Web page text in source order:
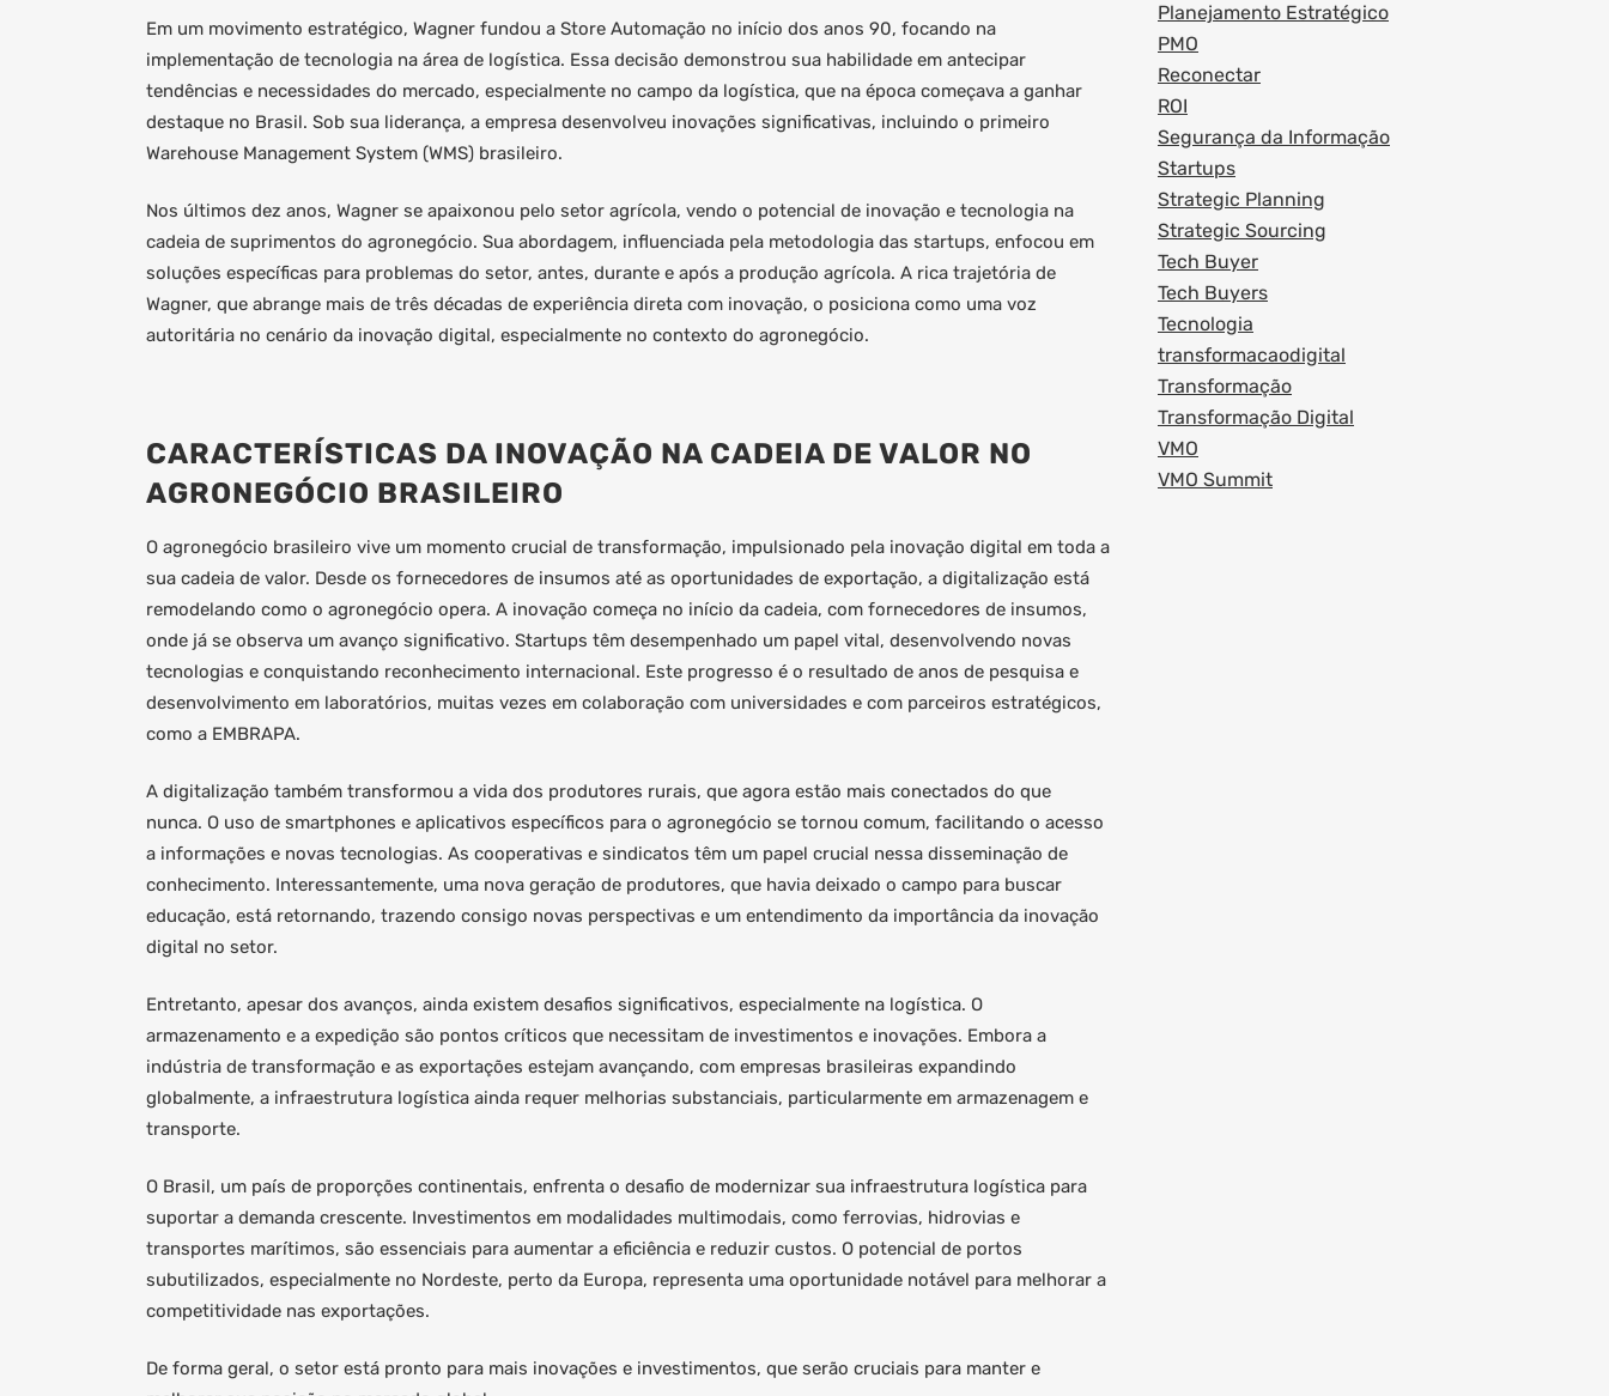
Em um movimento estratégico, Wagner fundou a Store Automação no início dos anos 90, focando na
implementação de tecnologia na área de logística. Essa decisão demonstrou sua habilidade em antecipar
tendências e necessidades do mercado, especialmente no campo da logística, que na época começava a ganhar
destaque no Brasil. Sob sua liderança, a empresa desenvolveu inovações significativas, incluindo o primeiro
Warehouse Management System (WMS) brasileiro.
Nos últimos dez anos, Wagner se apaixonou pelo setor agrícola, vendo o potencial de inovação e tecnologia na
cadeia de suprimentos do agronegócio. Sua abordagem, influenciada pela metodologia das startups, enfocou em
soluções específicas para problemas do setor, antes, durante e após a produção agrícola. A rica trajetória de
Wagner, que abrange mais de três décadas de experiência direta com inovação, o posiciona como uma voz
autoritária no cenário da inovação digital, especialmente no contexto do agronegócio.
CARACTERÍSTICAS DA INOVAÇÃO NA CADEIA DE VALOR NO
AGRONEGÓCIO BRASILEIRO
O agronegócio brasileiro vive um momento crucial de transformação, impulsionado pela inovação digital em toda a
sua cadeia de valor. Desde os fornecedores de insumos até as oportunidades de exportação, a digitalização está
remodelando como o agronegócio opera. A inovação começa no início da cadeia, com fornecedores de insumos,
onde já se observa um avanço significativo. Startups têm desempenhado um papel vital, desenvolvendo novas
tecnologias e conquistando reconhecimento internacional. Este progresso é o resultado de anos de pesquisa e
desenvolvimento em laboratórios, muitas vezes em colaboração com universidades e com parceiros estratégicos,
como a EMBRAPA.
A digitalização também transformou a vida dos produtores rurais, que agora estão mais conectados do que
nunca. O uso de smartphones e aplicativos específicos para o agronegócio se tornou comum, facilitando o acesso
a informações e novas tecnologias. As cooperativas e sindicatos têm um papel crucial nessa disseminação de
conhecimento. Interessantemente, uma nova geração de produtores, que havia deixado o campo para buscar
educação, está retornando, trazendo consigo novas perspectivas e um entendimento da importância da inovação
digital no setor.
Entretanto, apesar dos avanços, ainda existem desafios significativos, especialmente na logística. O
armazenamento e a expedição são pontos críticos que necessitam de investimentos e inovações. Embora a
indústria de transformação e as exportações estejam avançando, com empresas brasileiras expandindo
globalmente, a infraestrutura logística ainda requer melhorias substanciais, particularmente em armazenagem e
transporte.
O Brasil, um país de proporções continentais, enfrenta o desafio de modernizar sua infraestrutura logística para
suportar a demanda crescente. Investimentos em modalidades multimodais, como ferrovias, hidrovias e
transportes marítimos, são essenciais para aumentar a eficiência e reduzir custos. O potencial de portos
subutilizados, especialmente no Nordeste, perto da Europa, representa uma oportunidade notável para melhorar a
competitividade nas exportações.
De forma geral, o setor está pronto para mais inovações e investimentos, que serão cruciais para manter e
Planejamento Estratégico
PMO
Reconectar
ROI
Segurança da Informação
Startups
Strategic Planning
Strategic Sourcing
Tech Buyer
Tech Buyers
Tecnologia
transformacaodigital
Transformação
Transformação Digital
VMO
VMO Summit